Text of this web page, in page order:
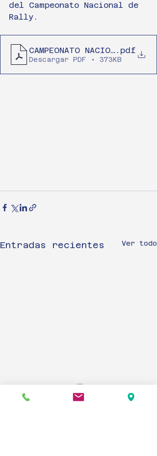
del Campeonato Nacional de
Rally.
CAMPEONATO NACIONAL CUR
.pdf
Descargar PDF • 373KB
Entradas recientes Ver todo